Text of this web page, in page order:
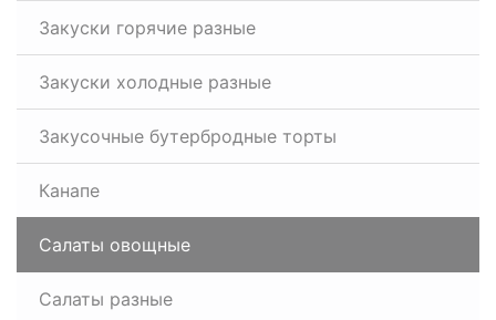
Закуски горячие разные
Закуски холодные разные
Закусочные бутербродные торты
Канапе
Салаты овощные
Салаты разные